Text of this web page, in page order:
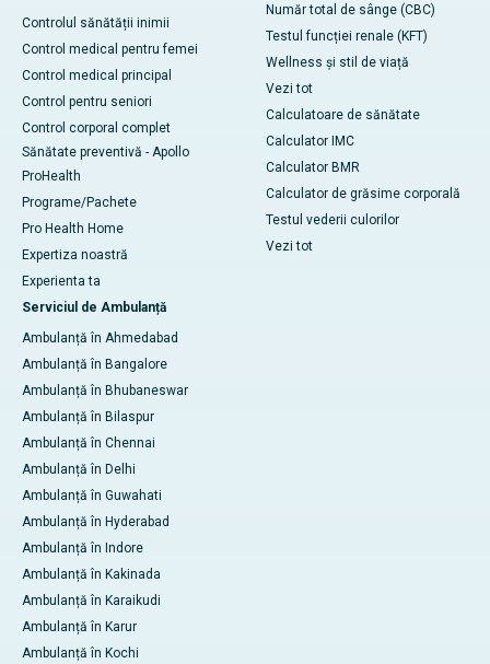
Controlul sănătății inimii
Control medical pentru femei
Control medical principal
Control pentru seniori
Control corporal complet
Sănătate preventivă - Apollo
ProHealth
Programe/Pachete
Pro Health Home
Expertiza noastră
Experienta ta
Serviciul de Ambulanță
Ambulanță în Ahmedabad
Ambulanță în Bangalore
Ambulanță în Bhubaneswar
Ambulanță în Bilaspur
Ambulanță în Chennai
Ambulanță în Delhi
Ambulanță în Guwahati
Ambulanță în Hyderabad
Ambulanță în Indore
Ambulanță în Kakinada
Ambulanță în Karaikudi
Ambulanță în Karur
Ambulanță în Kochi
Număr total de sânge (CBC)
Testul funcției renale (KFT)
Wellness și stil de viață
Vezi tot
Calculatoare de sănătate
Calculator IMC
Calculator BMR
Calculator de grăsime corporală
Testul vederii culorilor
Vezi tot